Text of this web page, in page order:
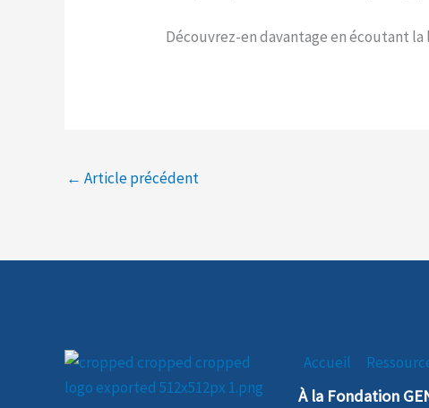
Découvrez-en davantage en écoutant la
← Article précédent
Accueil
À la Fondation